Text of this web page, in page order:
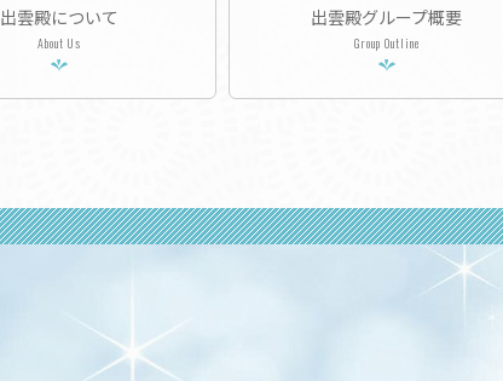
出雲殿について
About Us
出雲殿グループ概要
Group Outline